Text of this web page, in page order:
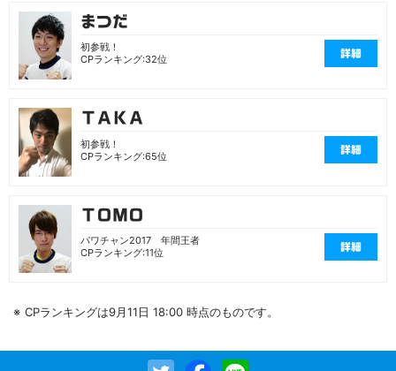
まつだ
初参戦！
CPランキング:32位
詳細
ＴＡＫＡ
初参戦！
CPランキング:65位
詳細
ＴＯＭＯ
パワチャン2017 年間王者
CPランキング:11位
詳細
CPランキングは9月11日 18:00 時点のものです。